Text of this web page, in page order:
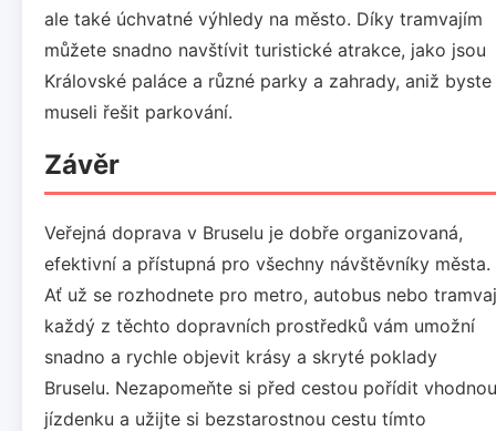
ale také úchvatné výhledy na město. Díky tramvajím
můžete snadno navštívit turistické atrakce, jako jsou
Královské paláce a různé parky a zahrady, aniž byste
museli řešit parkování.
Závěr
Veřejná doprava v Bruselu je dobře organizovaná,
efektivní a přístupná pro všechny návštěvníky města.
Ať už se rozhodnete pro metro, autobus nebo
každý z těchto dopravních prostředků vám umožní
snadno a rychle objevit krásy a skryté poklady
Bruselu. Nezapomeňte si před cestou pořídit vhodnou
jízdenku a užijte si bezstarostnou cestu tímto